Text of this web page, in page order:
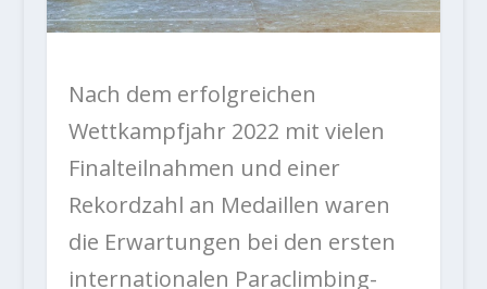
Nach dem erfolgreichen
Wettkampfjahr 2022 mit vielen
Finalteilnahmen und einer
Rekordzahl an Medaillen waren
die Erwartungen bei den ersten
internationalen Paraclimbing-